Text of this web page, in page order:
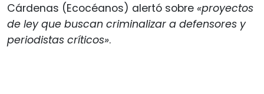
Cárdenas (Ecocéanos) alertó sobre «proyectos
de ley que buscan criminalizar a defensores y
periodistas críticos».